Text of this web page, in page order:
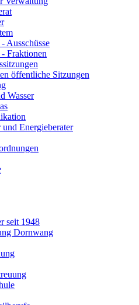
Ausschüsse
Fraktionen
öffentliche Sitzungen
Wasser
Energieberater
seit 1948
Dornwang